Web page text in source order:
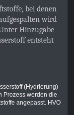
bei denen
wird
Hinzugabe
entsteht
(Hydrierung)
Prozess werden die
angepasst. HVO